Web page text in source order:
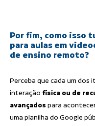
Por fim, como isso
para aulas em
de ensino remoto?
Perceba que cada um dos
interação física ou de
avançados para
uma planilha do Google